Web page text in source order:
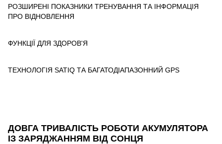
РОЗШИРЕНІ ПОКАЗНИКИ ТРЕНУВАННЯ ТА ІНФОРМАЦІЯ
ПРО ВІДНОВЛЕННЯ
ФУНКЦІЇ ДЛЯ ЗДОРОВ'Я
ТЕХНОЛОГІЯ SATIQ ТА БАГАТОДІАПАЗОННИЙ GPS
ДОВГА ТРИВАЛІСТЬ РОБОТИ АКУМУЛЯТОРА
ІЗ ЗАРЯДЖАННЯМ ВІД СОНЦЯ